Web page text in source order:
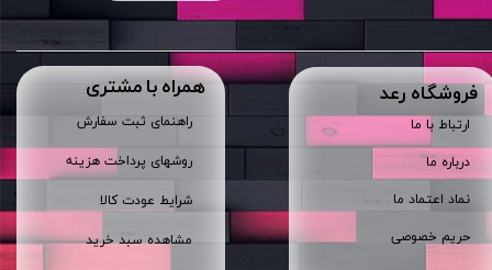
​فروشگاه رعد
ارتباط با ما
درباره ما
نماد اعتماد ما
حریم خصوصی
همراه با مشتری
راهنمای ثبت سفارش
روشهای پرداخت هزینه
شرایط عودت کالا
مشاهده سبد خرید